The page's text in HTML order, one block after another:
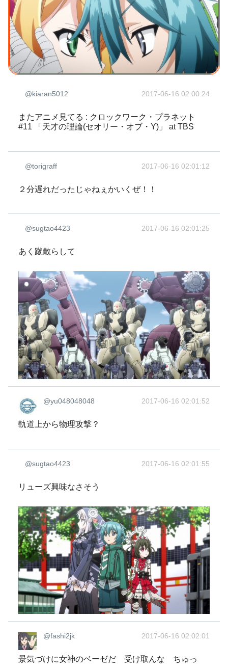
@kiaran5012 2017-06-16 02:00:24
またアニメ見てる : クロックワーク・プラネット
#11 「天才の理論(セオリー・オブ・Y)」 at TBS
@torigraff 2017-06-16 02:01:12
２分遅れだったじゃねぇかいくぜ！！
@sugtao4423 2017-06-16 02:01:25
あく蹴散らして
@yu048048048 2017-06-16 02:01:52
軌道上から物理攻撃？
@sugtao4423 2017-06-16 02:01:55
リューズ興味なさそう
@fashi2jk 2017-06-16 02:02:01
景気づけに女神のベーゼだ 受け取んな ちゅっ